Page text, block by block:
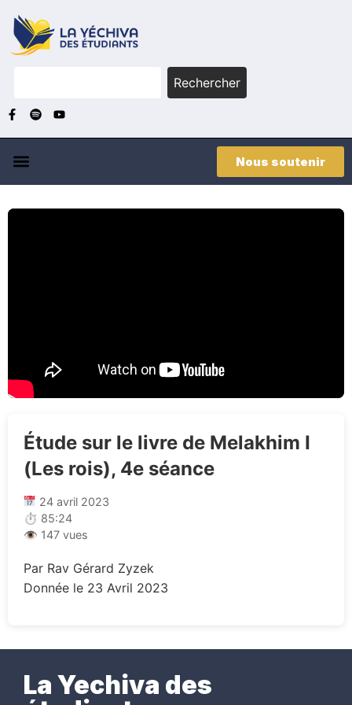
Rechercher
Nous soutenir
Étude sur le livre de Melakhim I
(Les rois), 4e séance
24 avril 2023
⏱ 85:24
👁 147 vues
Par Rav Gérard Zyzek
Donnée le 23 Avril 2023
La Yechiva des